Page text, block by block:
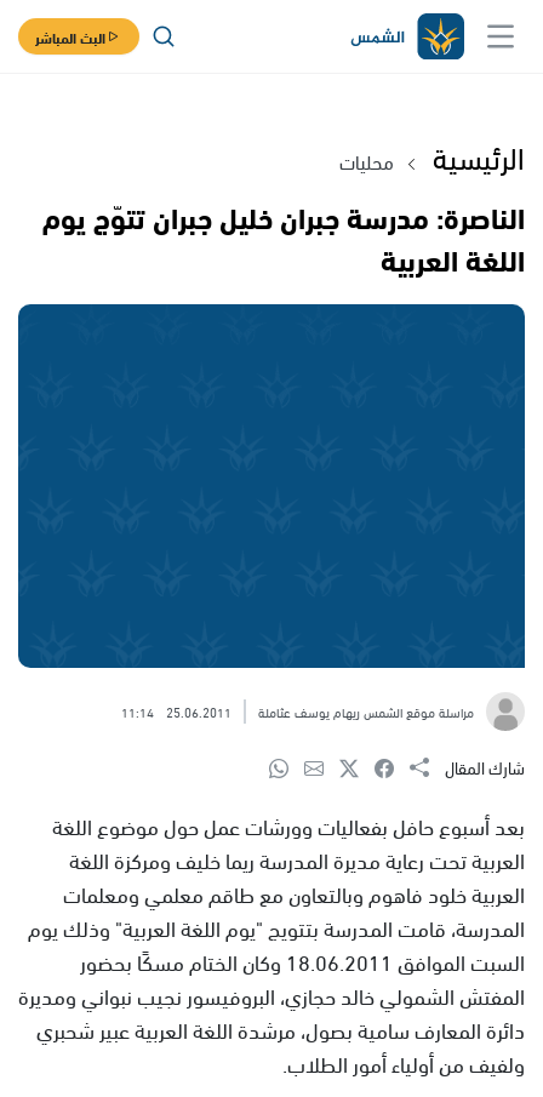
البث المباشر
الرئيسية محليات
الناصرة: مدرسة جبران خليل جبران تتوّج يوم
اللغة العربية
مراسلة موقع الشمس ريهام يوسف عثاملة 25.06.2011
11:14
شارك المقال
بعد أسبوع حافل بفعاليات وورشات عمل حول موضوع اللغة
العربية تحت رعاية مديرة المدرسة ريما خليف ومركزة اللغة
العربية خلود فاهوم وبالتعاون مع طاقم معلمي ومعلمات
المدرسة، قامت المدرسة بتتويج "يوم اللغة العربية" وذلك يوم
السبت الموافق 18.06.2011 وكان الختام مسكًا بحضور
المفتش الشمولي خالد حجازي، البروفيسور نجيب نبواني ومديرة
دائرة المعارف سامية بصول، مرشدة اللغة العربية عبير شحبري
ولفيف من أولياء أمور الطلاب.